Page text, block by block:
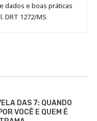
dados e boas práticas
DRT 1272/MS
DAS 7: QUANDO
VOCÊ E QUEM É